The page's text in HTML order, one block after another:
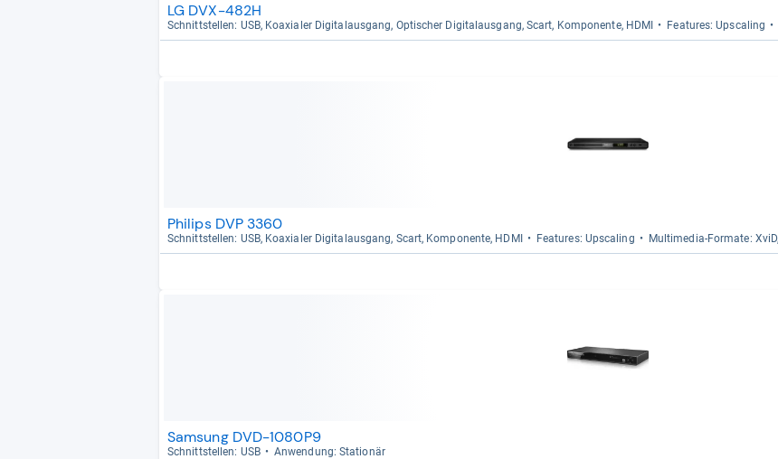
LG DVX-482H
Schnitt­stel­len: USB, Koaxia­ler Digi­tal­aus­gang, Opti­scher Digi­tal­aus­gang, Scart, Kom­po­nente, HDMI Fea­tu­res: Ups­ca­ling
Philips DVP 3360
Schnitt­stel­len: USB, Koaxia­ler Digi­tal­aus­gang, Scart, Kom­po­nente, HDMI Fea­tu­res: Ups­ca­ling Mul­ti­me­dia-​For­mate:
Samsung DVD-1080P9
Schnitt­stel­len: USB Anwen­dung: Sta­tio­när